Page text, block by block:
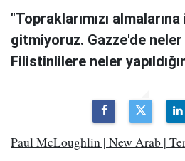
"Topraklarımızı
gitmiyoruz. Gazze'de
Filistinlilere neler
Paul McLoughlin | New Arab |